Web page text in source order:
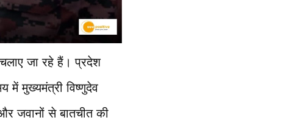
जा रहे हैं। प्रदेश
मुख्यमंत्री विष्णुदेव
जवानों से बातचीत की